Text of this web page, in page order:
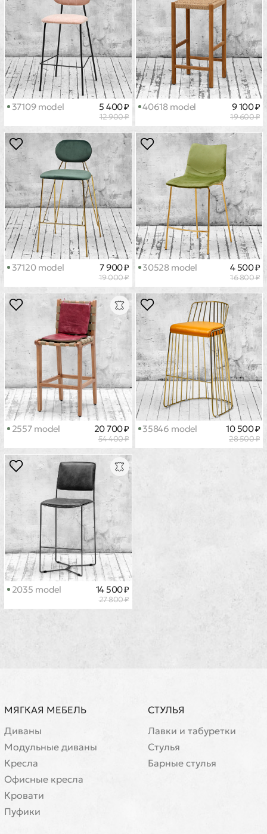
37109 model
12 900 ₽
5 400 ₽ 40618 model
19 600 ₽
9 100 ₽
37120 model
19 000 ₽
7 900 ₽ 30528 model
16 800 ₽
4 500 ₽
2557 model
54 400 ₽
20 700 ₽ 35846 model
28 500 ₽
10 500 ₽
2035 model
27 800 ₽
14 500 ₽
МЯГКАЯ МЕБЕЛЬ
Диваны
Модульные диваны
Кресла
Офисные кресла
Кровати
Пуфики
СТУЛЬЯ
Лавки и табуретки
Стулья
Барные стулья